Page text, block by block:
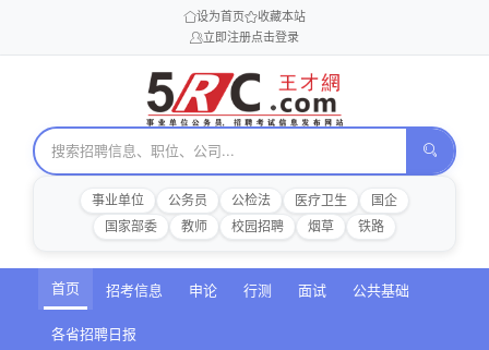
设为首页
收藏本站
立即注册点击登录
事业单位 公务员 公检法 医疗卫生
国企
国家部委
教师 校园招聘 烟草 铁路
首页 招考信息 申论 行测 面试 公共基础
各省招聘日报